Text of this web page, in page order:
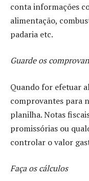
conta informações
alimentação,
padaria etc.
Guarde os
Quando for efetuar
comprovantes para
planilha. Notas
promissórias ou
controlar o valor
Faça os cálculos